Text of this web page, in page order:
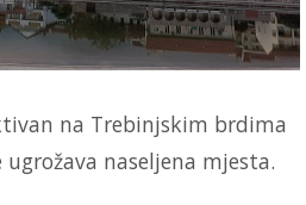
na Trebinjskim brdima
naseljena mjesta.